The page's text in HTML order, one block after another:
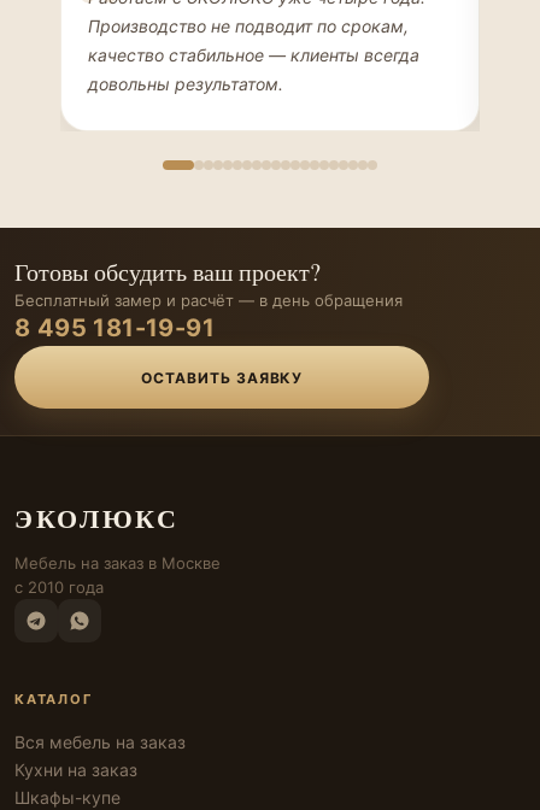
ДИЗАЙНЕР ИНТЕРЬЕРОВ
Производство не подводит по срокам,
качество стабильное — клиенты всегда
довольны результатом.
Готовы обсудить ваш проект?
Бесплатный замер и расчёт — в день обращения
8 495 181-19-91
ОСТАВИТЬ ЗАЯВКУ
ЭКОЛЮКС
Мебель на заказ в Москве
с 2010 года
КАТАЛОГ
Вся мебель на заказ
Кухни на заказ
Шкафы-купе